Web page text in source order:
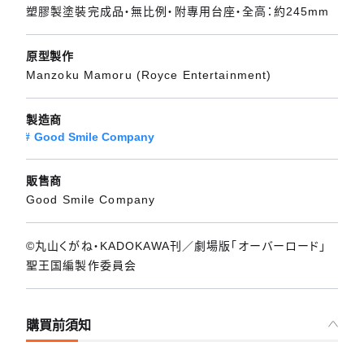
塑膠製塗裝完成品・無比例・附專用台座・全高：約245mm
原型製作
Manzoku Mamoru (Royce Entertainment)
製造商
Good Smile Company
販售商
Good Smile Company
©丸⼭くがね・KADOKAWA刊／劇場版「オーバーロード」
聖王国編製作委員会
購買前須知